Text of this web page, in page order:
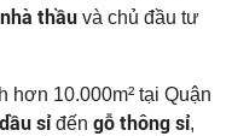
nhà thầu và chủ đầu tư
10.000m² tại Quận
sỉđến gỗ thông sỉ,